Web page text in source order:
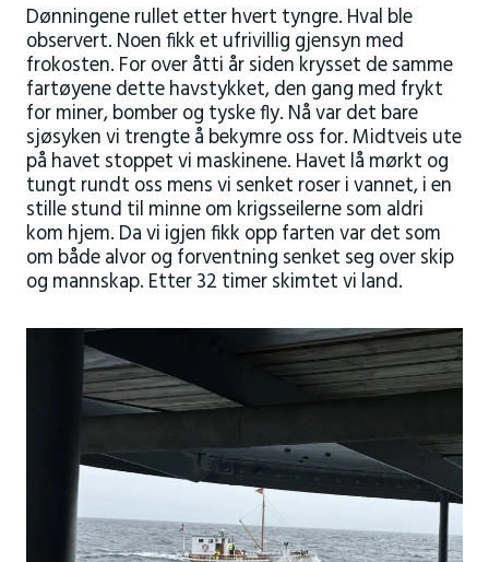
Dønningene rullet etter hvert tyngre. Hval ble
observert. Noen fikk et ufrivillig gjensyn med
frokosten. For over åtti år siden krysset de samme
fartøyene dette havstykket, den gang med frykt
for miner, bomber og tyske fly. Nå var det bare
sjøsyken vi trengte å bekymre oss for. Midtveis ute
på havet stoppet vi maskinene. Havet lå mørkt og
tungt rundt oss mens vi senket roser i vannet, i en
stille stund til minne om krigsseilerne som aldri
kom hjem. Da vi igjen fikk opp farten var det som
om både alvor og forventning senket seg over skip
og mannskap. Etter 32 timer skimtet vi land.